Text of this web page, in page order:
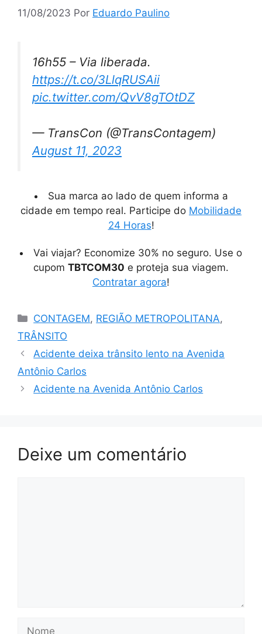
11/08/2023 Por Eduardo Paulino
16h55 – Via liberada.
https://t.co/3LlqRUSAii
pic.twitter.com/QvV8gTOtDZ
— TransCon (@TransContagem)
August 11, 2023
Sua marca ao lado de quem informa a
cidade em tempo real. Participe do Mobilidade
24 Horas!
Vai viajar? Economize 30% no seguro. Use o
cupom TBTCOM30 e proteja sua viagem.
Contratar agora!
Categorias
CONTAGEM, REGIÃO METROPOLITANA,
TRÂNSITO
Acidente deixa trânsito lento na Avenida
Antônio Carlos
Acidente na Avenida Antônio Carlos
Deixe um comentário
Nome